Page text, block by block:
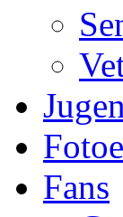
Fans